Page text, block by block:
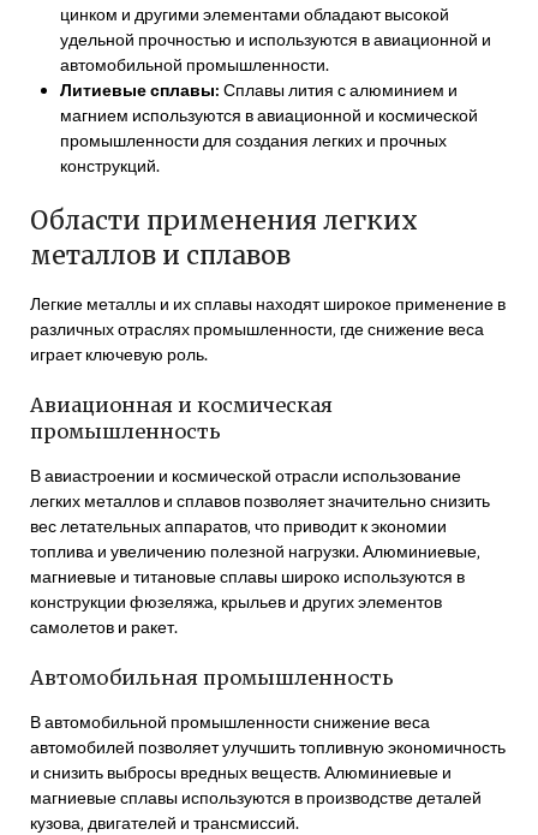
цинком и другими элементами обладают высокой
удельной прочностью и используются в авиационной и
автомобильной промышленности.
Литиевые сплавы: Сплавы лития с алюминием и
магнием используются в авиационной и космической
промышленности для создания легких и прочных
конструкций.
Области применения легких
металлов и сплавов
Легкие металлы и их сплавы находят широкое применение в
различных отраслях промышленности‚ где снижение веса
играет ключевую роль.
Авиационная и космическая
промышленность
В авиастроении и космической отрасли использование
легких металлов и сплавов позволяет значительно снизить
вес летательных аппаратов‚ что приводит к экономии
топлива и увеличению полезной нагрузки. Алюминиевые‚
магниевые и титановые сплавы широко используются в
конструкции фюзеляжа‚ крыльев и других элементов
самолетов и ракет.
Автомобильная промышленность
В автомобильной промышленности снижение веса
автомобилей позволяет улучшить топливную экономичность
и снизить выбросы вредных веществ. Алюминиевые и
магниевые сплавы используются в производстве деталей
кузова‚ двигателей и трансмиссий.